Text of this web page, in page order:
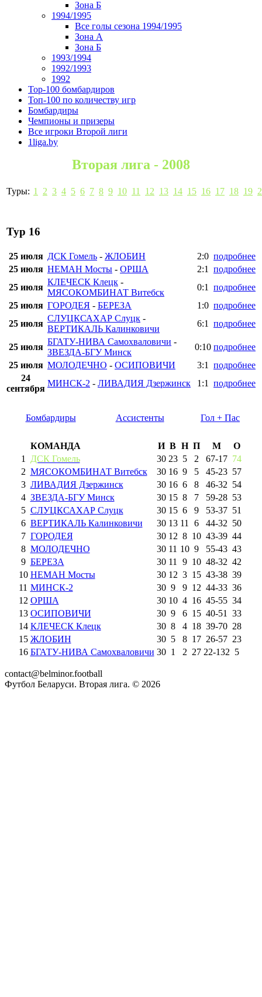
Зона Б
1994/1995
Все голы сезона 1994/1995
Зона А
Зона Б
1993/1994
1992/1993
1992
Top-100 бомбардиров
Топ-100 по количеству игр
Бомбардиры
Чемпионы и призеры
Все игроки Второй лиги
1liga.by
Вторая лига - 2008
Туры: 1 2 3 4 5 6 7 8 9 10 11 12 13 14 15 16 17 18 19
Тур 16
25 июля ДСК Гомель - ЖЛОБИН 2:0 подробнее
25 июля НЕМАН Мосты - ОРША 2:1
подробнее
25 июля
КЛЕЧЕСК Клецк -
МЯСОКОМБИНАТ Витебск
0:1
подробнее
25 июля ГОРОДЕЯ - БЕРЕЗА 1:0 подробнее
25 июля
СЛУЦКСАХАР Слуцк -
ВЕРТИКАЛЬ Калинковичи
6:1 подробнее
25 июля
БГАТУ-НИВА Самохваловичи -
ЗВЕЗДА-БГУ Минск
0:10 подробнее
25 июля МОЛОДЕЧНО - ОСИПОВИЧИ 3:1
подробнее
24
сентября
МИНСК-2 - ЛИВАДИЯ Дзержинск 1:1 подробнее
Бомбардиры Ассистенты Гол + Пас
КОМАНДА И В Н П М
О
1
ДСК Гомель 30 23 5 2 67-17 74
2 МЯСОКОМБИНАТ Витебск 30 16 9 5 45-23 57
3 ЛИВАДИЯ Дзержинск 30 16 6 8 46-32 54
4 ЗВЕЗДА-БГУ Минск 30 15 8 7 59-28 53
5 СЛУЦКСАХАР Слуцк 30 15 6 9 53-37 51
6 ВЕРТИКАЛЬ Калинковичи 30 13 11 6 44-32 50
7 ГОРОДЕЯ 30 12 8 10 43-39 44
8 МОЛОДЕЧНО 30 11 10 9 55-43 43
9 БЕРЕЗА 30 11 9 10 48-32 42
10 НЕМАН Мосты 30 12 3 15 43-38 39
11 МИНСК-2 30 9 9 12 44-33 36
12 ОРША 30 10 4 16 45-55 34
13 ОСИПОВИЧИ 30 9 6 15 40-51
33
14 КЛЕЧЕСК Клецк 30 8 4 18 39-70 28
15 ЖЛОБИН 30 5 8 17 26-57 23
16 БГАТУ-НИВА Самохваловичи 30 1 2 27 22-132 5
contact@belminor.football
Футбол Беларуси. Вторая лига. © 2026